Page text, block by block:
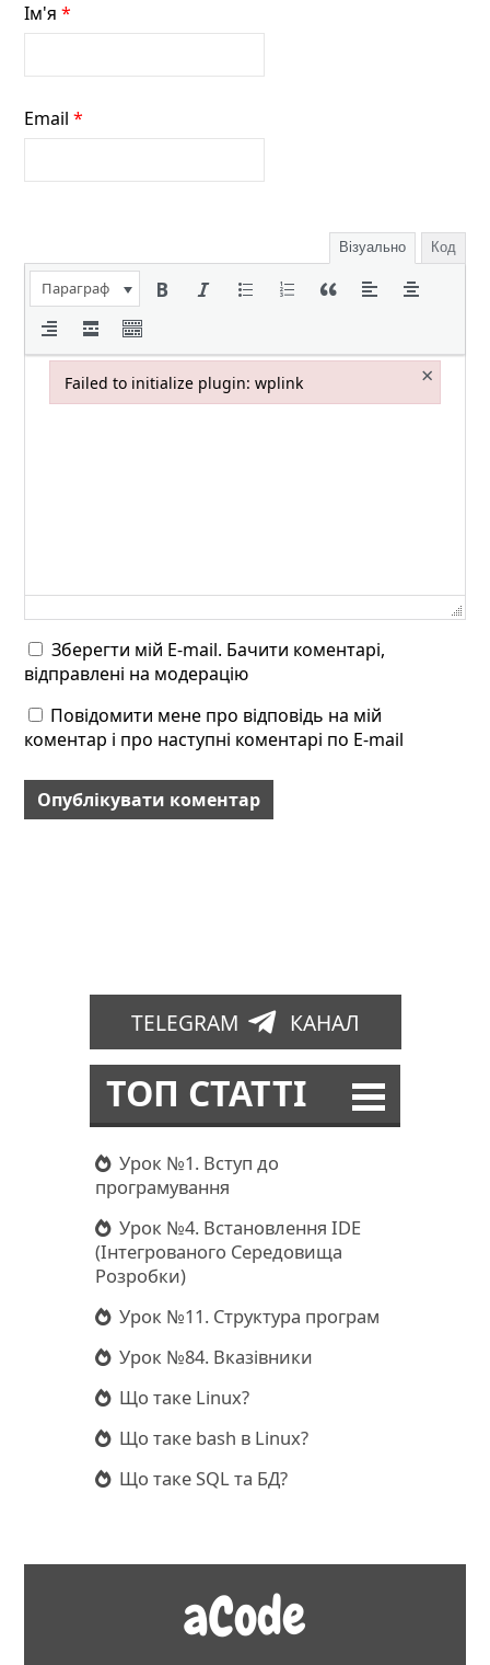
Ім'я*
Email*
Візуально Код
Параграф
Зберегти мій E-mail. Бачити коментарі,
відправлені на модерацію
Повідомити мене про відповідь на мій
коментар і про наступні коментарі по E-mail
TELEGRAM КАНАЛ
ТОП СТАТТІ
Урок №1. Вступ до
програмування
Урок №4. Встановлення IDE
(Інтегрованого Середовища
Розробки)
Урок №11. Структура програм
Урок №84. Вказівники
Що таке Linux?
Що таке bash в Linux?
Що таке SQL та БД?
aCode
Failed to initialize plugin: wplink ×
Failed to initialize plugin: wplink